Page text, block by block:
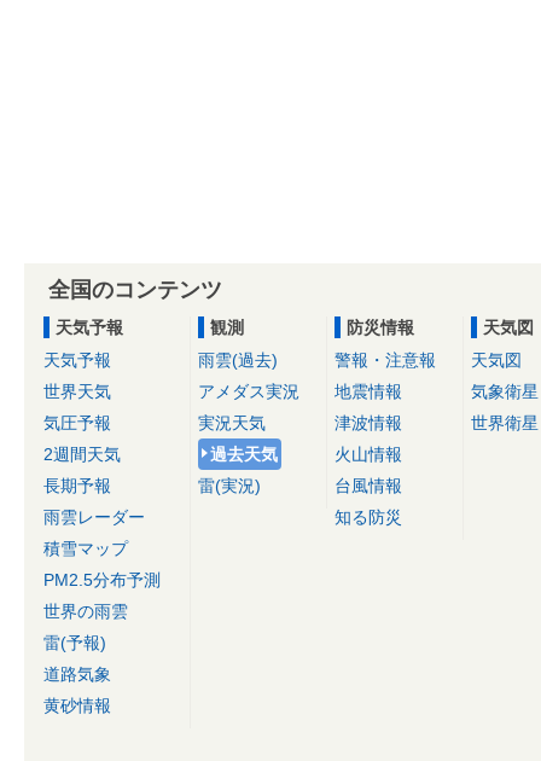
全国のコンテンツ
天気予報
天気予報
世界天気
気圧予報
2週間天気
長期予報
雨雲レーダー
積雪マップ
PM2.5分布予測
世界の雨雲
雷(予報)
道路気象
黄砂情報
観測
雨雲(過去)
アメダス実況
実況天気
過去天気
雷(実況)
防災情報
警報・注意報
地震情報
津波情報
火山情報
台風情報
知る防災
天気図
天気図
気象衛星
世界衛星